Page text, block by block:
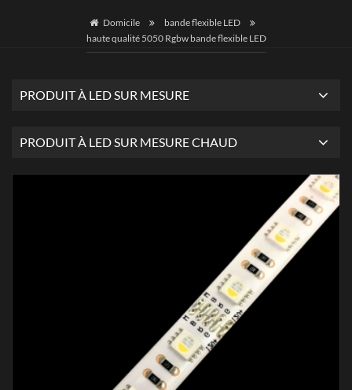
Domicile
bande flexible LED
haute qualité 5050 Rgbw bande flexible LED
PRODUIT À LED SUR MESURE
PRODUIT À LED SUR MESURE CHAUD